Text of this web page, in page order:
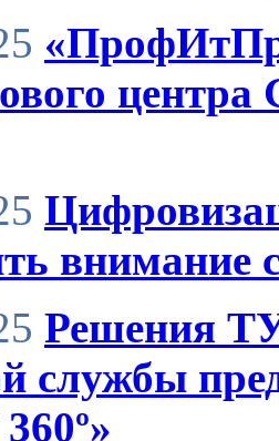
внимание
Решения
службы